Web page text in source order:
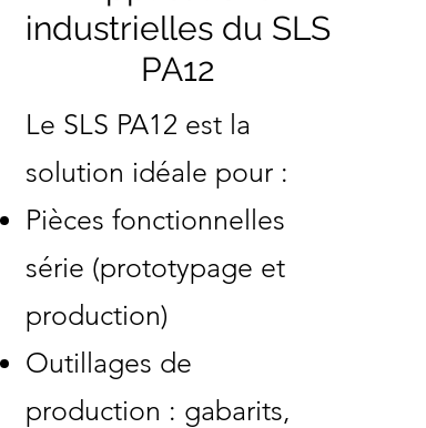
industrielles du SLS
PA12
Le SLS PA12 est la
solution idéale pour :
Pièces fonctionnelles
série (prototypage et
production)
Outillages de
production : gabarits,